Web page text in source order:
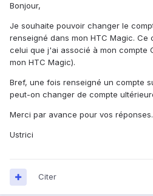
Bonjour,
Je souhaite pouvoir changer le
renseigné dans mon HTC Magic.
celui que j'ai associé à mon compte
mon HTC Magic).
Bref, une fois renseigné un compte
peut-on changer de compte
Merci par avance pour vos réponses.
Ustrici
Citer